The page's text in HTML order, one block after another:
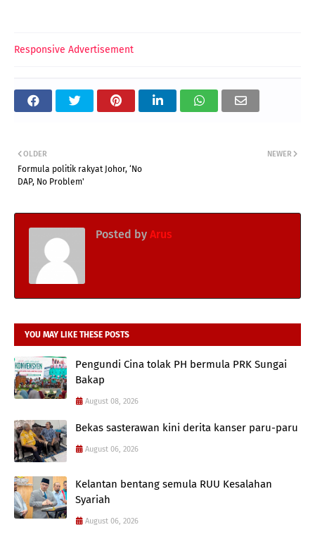
Responsive Advertisement
NEWER
OLDER
Formula politik rakyat Johor, ‘No
DAP, No Problem'
Posted by Arus
YOU MAY LIKE THESE POSTS
Pengundi Cina tolak PH bermula PRK Sungai
Bakap
August 08, 2026
Bekas sasterawan kini derita kanser paru-paru
August 06, 2026
Kelantan bentang semula RUU Kesalahan
Syariah
August 06, 2026